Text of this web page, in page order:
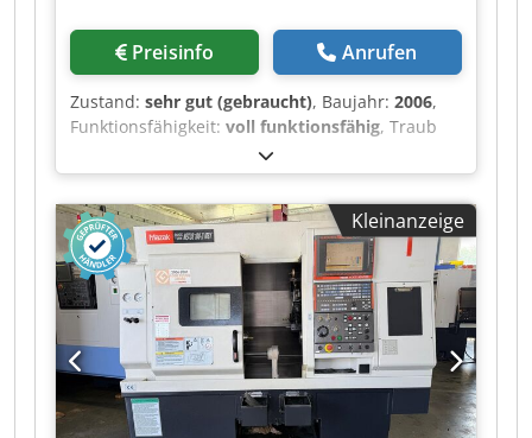
Preisinfo Anrufen
Zustand: sehr gut (gebraucht), Baujahr: 2006,
Funktionsfähigkeit: voll funktionsfähig, Traub
CNC Drehmaschine TNC65DGY, TX8I, Bj.2006,
Ma.Nr.1191 Beschreibung Y-Achse auf S1, V-
Achse, 2xC-Achse, 2xrot. Werkzeugantrieb, 2
Revolver VDI30, Hainbuch BZI65 auf Haupt-, und
Gegenspindel, Teilegreifer, Hydrafeed Multifeed
Kurlademagazin Zustand Sehr gepflegt, guter
Zustand, Wartung durchgeführt. Geometrie der
Maschine wurden überprüft und
korrigiert/eingestellt Maschinen unter Strom zu
besichtigen – bzw. Video verfügbar Credpfx
Aozrk I Heiyef Lieferzeit ca. 4 Wochen ab
Bestellung
Kleinanzeige